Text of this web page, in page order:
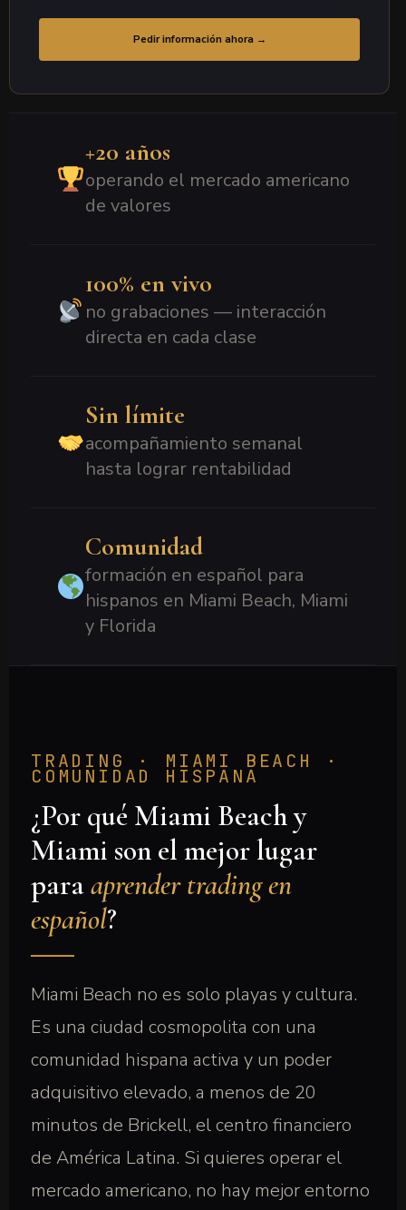
Pedir información ahora →
+20 años
operando el mercado americano
de valores
100% en vivo
no grabaciones — interacción
directa en cada clase
Sin límite
acompañamiento semanal
hasta lograr rentabilidad
Comunidad
formación en español para
hispanos en Miami Beach, Miami
y Florida
TRADING · MIAMI BEACH ·
COMUNIDAD HISPANA
¿Por qué Miami Beach y
Miami son el mejor lugar
paraaprender trading en
español?
Miami Beach no es solo playas y cultura.
Es una ciudad cosmopolita con una
comunidad hispana activa y un poder
adquisitivo elevado, a menos de 20
minutos de Brickell, el centro financiero
de América Latina. Si quieres operar el
mercado americano, no hay mejor entorno